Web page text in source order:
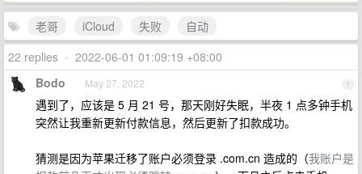
老哥 iCloud 失败
自动
22 replies • 2022-06-01 01:09:19 +08:00
1
Bodo May 27, 2022
遇到了，应该是 5 月 21 号，那天刚好失眠，半夜 1 点多钟手机
突然让我重新更新付款信息，然后更新了扣款成功。
猜测是因为苹果迁移了账户必须登录 .com.cn 造成的（我账户是